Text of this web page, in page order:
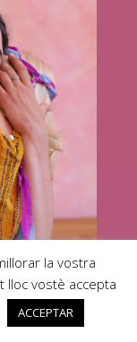
la vostra
lloc vostè accepta
ACCEPTAR